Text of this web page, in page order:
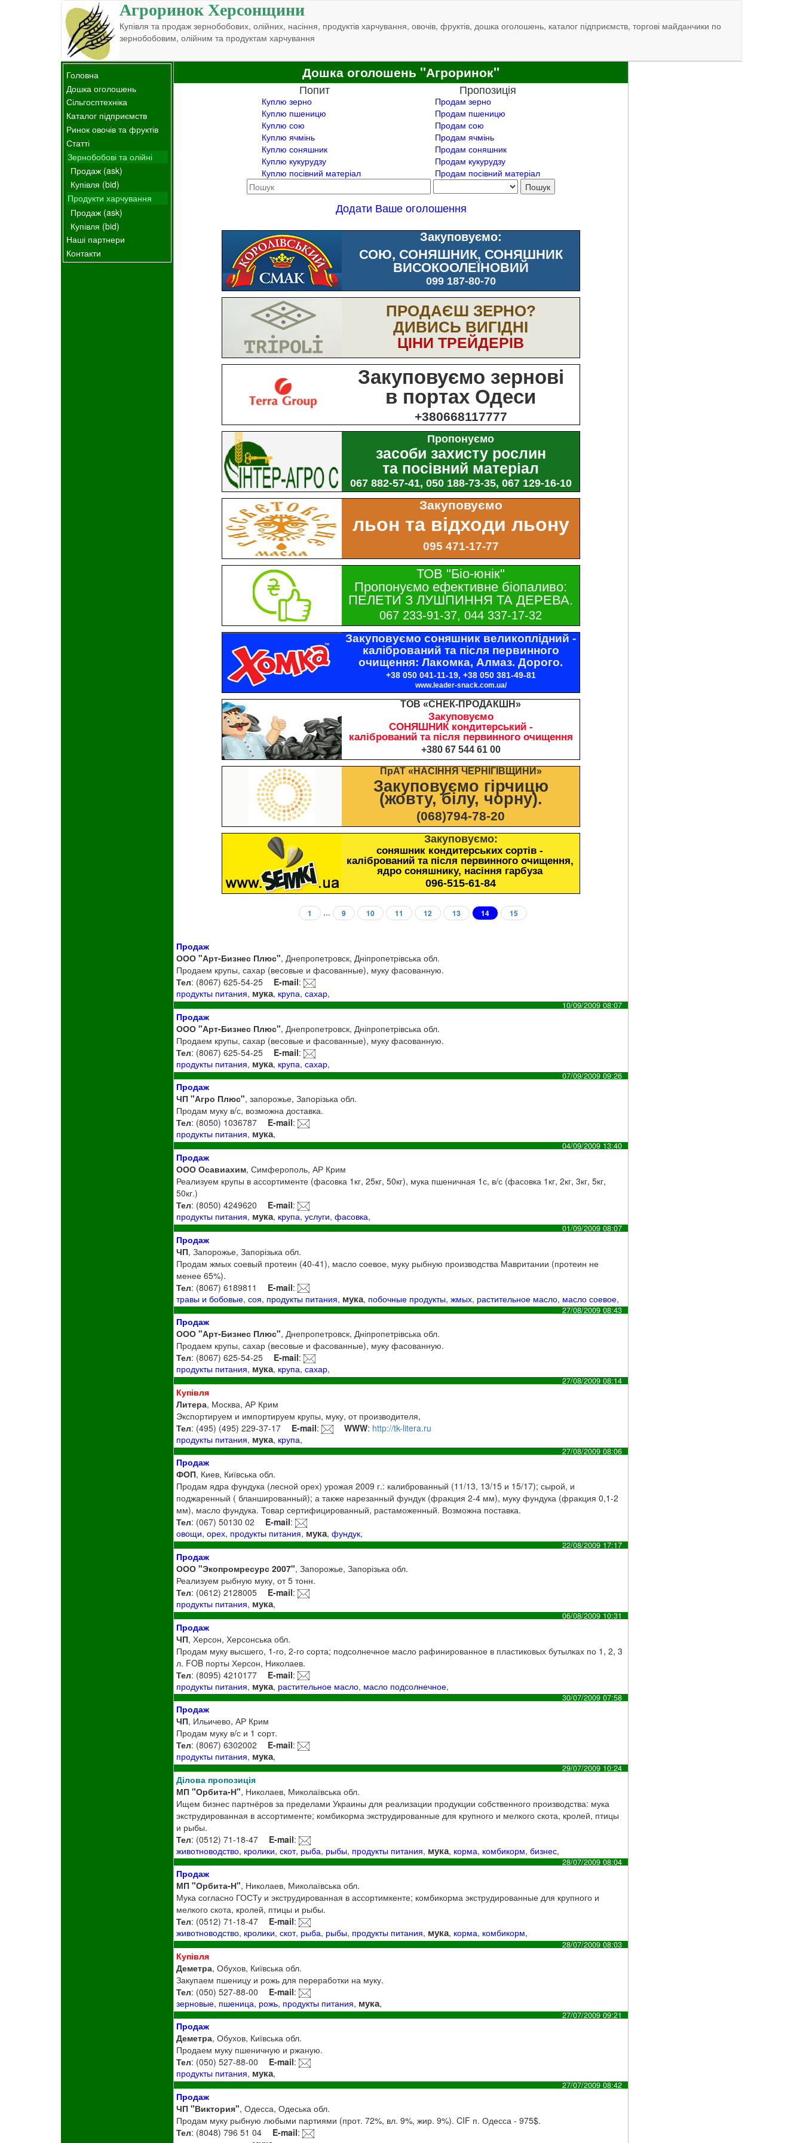
Агроринок Херсонщини
Купівля та продаж зернобобових, олійних, насіння, продуктів харчування, овочів, фруктів, дошка оголошень, каталог підприємств, торгові майданчики по
зернобобовим, олійним та продуктам харчування
Головна
Дошка оголошень
Сільгосптехніка
Каталог підприємств
Ринок овочів та фруктів
Статті
Зернобобові та олійні
Продаж (ask)
Купівля (bid)
Продукти харчування
Продаж (ask)
Купівля (bid)
Наші партнери
Контакти
Дошка оголошень "Агроринок"
Попит
Куплю зерно
Куплю пшеницю
Куплю сою
Куплю ячмінь
Куплю соняшник
Куплю кукурудзу
Куплю посівний матеріал
Пропозиція
Продам зерно
Продам пшеницю
Продам сою
Продам ячмінь
Продам соняшник
Продам кукурудзу
Продам посівний матеріал
Додати Ваше оголошення
Закуповуємо:
СОЮ, СОНЯШНИК, СОНЯШНИК
ВИСОКООЛЕЇНОВИЙ
099 187-80-70
ПРОДАЄШ ЗЕРНО?
ДИВИСЬ ВИГІДНІ
ЦІНИ ТРЕЙДЕРІВ
Закуповуємо зернові
в портах Одеси
+380668117777
Пропонуємо
засоби захисту рослин
та посівний матеріал
067 882-57-41, 050 188-73-35, 067 129-16-10
Закуповуємо
льон та відходи льону
095 471-17-77
ТОВ "Біо-юнік"
Пропонуємо ефективне біопаливо:
ПЕЛЕТИ З ЛУШПИННЯ ТА ДЕРЕВА.
067 233-91-37, 044 337-17-32
Закуповуємо соняшник великоплідний -
калібрований та після первинного
очищення: Лакомка, Алмаз. Дорого.
+38 050 041-11-19, +38 050 381-49-81
www.leader-snack.com.ua/
ТОВ «СНЕК-ПРОДАКШН»
Закуповуємо
СОНЯШНИК кондитерський -
калібрований та після первинного очищення
+380 67 544 61 00
ПрАТ «НАСІННЯ ЧЕРНІГІВЩИНИ»
Закуповуємо гірчицю
(жовту, білу, чорну).
(068)794-78-20
Закуповуємо:
соняшник кондитерських сортів -
калібрований та після первинного очищення,
ядро соняшнику, насіння гарбуза
096-515-61-84
1 ... 9 10 11 12 13 14 15
Продаж
ООО "Арт-Бизнес Плюс", Днепропетровск, Дніпропетрівська обл.
Продаем крупы, сахар (весовые и фасованные), муку фасованную.
Тел: (8067) 625-54-25 E-mail:
продукты питания, мука, крупа,сахар,
10/09/2009 08:07
Продаж
ООО "Арт-Бизнес Плюс", Днепропетровск, Дніпропетрівська обл.
Продаем крупы, сахар (весовые и фасованные), муку фасованную.
Тел: (8067) 625-54-25 E-mail:
продукты питания, мука, крупа,сахар,
07/09/2009 09:26
Продаж
ЧП "Агро Плюс", запорожье, Запорізька обл.
Продам муку в/с, возможна доставка.
Тел: (8050) 1036787 E-mail:
продукты питания, мука,
04/09/2009 13:40
Продаж
ООО Осавиахим, Симферополь, АР Крим
Реализуем крупы в ассортименте (фасовка 1кг, 25кг, 50кг), мука пшеничная 1с, в/с (фасовка 1кг, 2кг, 3кг, 5кг,
50кг.)
Тел: (8050) 4249620 E-mail:
продукты питания, мука, крупа,услуги,фасовка,
01/09/2009 08:07
Продаж
ЧП, Запорожье, Запорізька обл.
Продам жмых соевый протеин (40-41), масло соевое, муку рыбную производства Мавритании (протеин не
менее 65%).
Тел: (8067) 6189811 E-mail:
травы и бобовые,соя, продукты питания, мука, побочные продукты,жмых, растительное масло, масло соевое,
27/08/2009 08:43
Продаж
ООО "Арт-Бизнес Плюс", Днепропетровск, Дніпропетрівська обл.
Продаем крупы, сахар (весовые и фасованные), муку фасованную.
Тел: (8067) 625-54-25 E-mail:
продукты питания, мука, крупа,сахар,
27/08/2009 08:14
Купівля
Литера, Москва, АР Крим
Экспортируем и импортируем крупы, муку, от производителя,
Тел: (495) (495) 229-37-17 E-mail: WWW: http://tk-litera.ru
продукты питания, мука, крупа,
27/08/2009 08:06
Продаж
ФОП, Киев, Київська обл.
Продам ядра фундука (лесной орех) урожая 2009 г.: калиброванный (11/13, 13/15 и 15/17); сырой, и
поджаренный ( бланшированный); а также нарезанный фундук (фракция 2-4 мм), муку фундука (фракция 0,1-2
мм), масло фундука. Товар сертифицированный, растаможенный. Возможна поставка.
Тел: (067) 50130 02 E-mail:
овощи,орех, продукты питания, мука,фундук,
22/08/2009 17:17
Продаж
ООО "Экопромресурс 2007", Запорожье, Запорізька обл.
Реализуем рыбную муку, от 5 тонн.
Тел: (0612) 2128005 E-mail:
продукты питания, мука,
06/08/2009 10:31
Продаж
ЧП, Херсон, Херсонська обл.
Продам муку высшего, 1-го, 2-го сорта; подсолнечное масло рафинированное в пластиковых бутылках по 1, 2, 3
л. FOB порты Херсон, Николаев.
Тел: (8095) 4210177 E-mail:
продукты питания, мука, растительное масло, масло подсолнечное,
30/07/2009 07:58
Продаж
ЧП, Ильичево, АР Крим
Продам муку в/с и 1 сорт.
Тел: (8067) 6302002 E-mail:
продукты питания, мука,
29/07/2009 10:24
Ділова пропозиція
МП "Орбита-Н", Николаев, Миколаївська обл.
Ищем бизнес партнёров за пределами Украины для реализации продукции собственного производства: мука
экструдированная в ассортименте; комбикорма экструдированные для крупного и мелкого скота, кролей, птицы
и рыбы.
Тел: (0512) 71-18-47 E-mail:
животноводство, кролики,скот, рыба, рыбы, продукты питания, мука, корма, комбикорм,бизнес,
28/07/2009 08:04
Продаж
МП "Орбита-Н", Николаев, Миколаївська обл.
Мука согласно ГОСТу и экструдированная в ассортимкенте; комбикорма экструдированные для крупного и
мелкого скота, кролей, птицы и рыбы.
Тел: (0512) 71-18-47 E-mail:
животноводство, кролики,скот, рыба, рыбы, продукты питания, мука, корма, комбикорм,
28/07/2009 08:03
Купівля
Деметра, Обухов, Київська обл.
Закупаем пшеницу и рожь для переработки на муку.
Тел: (050) 527-88-00 E-mail:
зерновые, пшеница, рожь, продукты питания, мука,
27/07/2009 09:21
Продаж
Деметра, Обухов, Київська обл.
Продаем муку пшеничную и ржаную.
Тел: (050) 527-88-00 E-mail:
продукты питания, мука,
27/07/2009 08:42
Продаж
ЧП "Виктория", Одесса, Одеська обл.
Продам муку рыбную любыми партиями (прот. 72%, вл. 9%, жир. 9%). CIF п. Одесса - 975$.
Тел: (8048) 796 51 04 E-mail: